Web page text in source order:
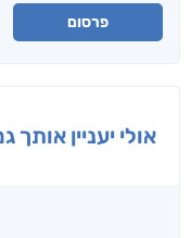
פרסום
אולי יעניין אותך